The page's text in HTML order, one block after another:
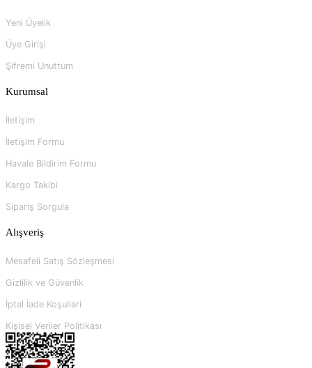
Yeni Üyelik
Üye Girişi
Şifremi Unuttum
Kurumsal
İletişim
İletişim Formu
Havale Bildirim Formu
Kargo Takibi
Sipariş Sorgula
Alışveriş
Mesafeli Satış Sözleşmesi
Gizlilik ve Güvenlik
İptal İade Koşullari
Kişisel Veriler Politikası